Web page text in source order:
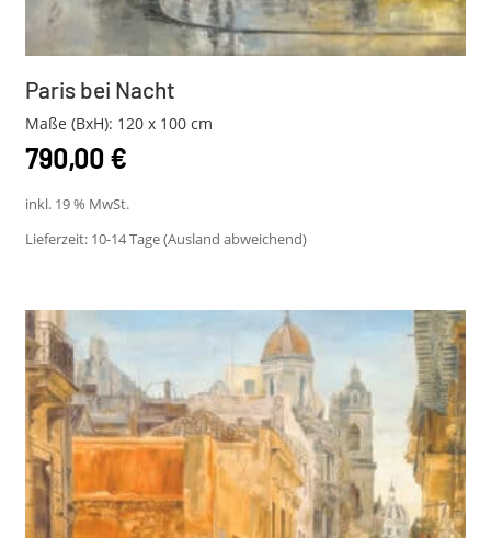
Paris bei Nacht
Maße (BxH): 120 x 100 cm
790,00 €
inkl. 19 % MwSt.
Lieferzeit: 10-14 Tage (Ausland abweichend)